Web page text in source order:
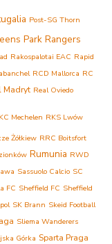
Post-SG Thorn
Park Rangers
Rakospalotai EAC Rapid
RCD Mallorca RC
Madryt Real Oviedo
Mechelen RKS Lwów
Żółkiew RRC Boitsfort
Rumunia RWD
Sassuolo Calcio SC
FC Sheffield FC Sheffield
SK Brann Skeid Football
Sliema Wanderers
Górka Sparta Praga